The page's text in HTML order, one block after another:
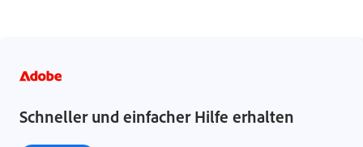
Schneller und einfacher Hilfe erhalten